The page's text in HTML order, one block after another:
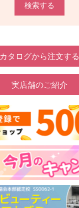
検索する
カタログから注文する
実店舗のご紹介